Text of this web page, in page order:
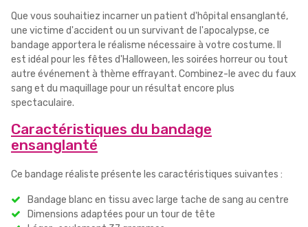
Que vous souhaitiez incarner un patient d'hôpital ensanglanté,
une victime d'accident ou un survivant de l'apocalypse, ce
bandage apportera le réalisme nécessaire à votre costume. Il
est idéal pour les fêtes d'Halloween, les soirées horreur ou tout
autre événement à thème effrayant. Combinez-le avec du faux
sang et du maquillage pour un résultat encore plus
spectaculaire.
Caractéristiques du bandage
ensanglanté
Ce bandage réaliste présente les caractéristiques suivantes :
Bandage blanc en tissu avec large tache de sang au centre
Dimensions adaptées pour un tour de tête